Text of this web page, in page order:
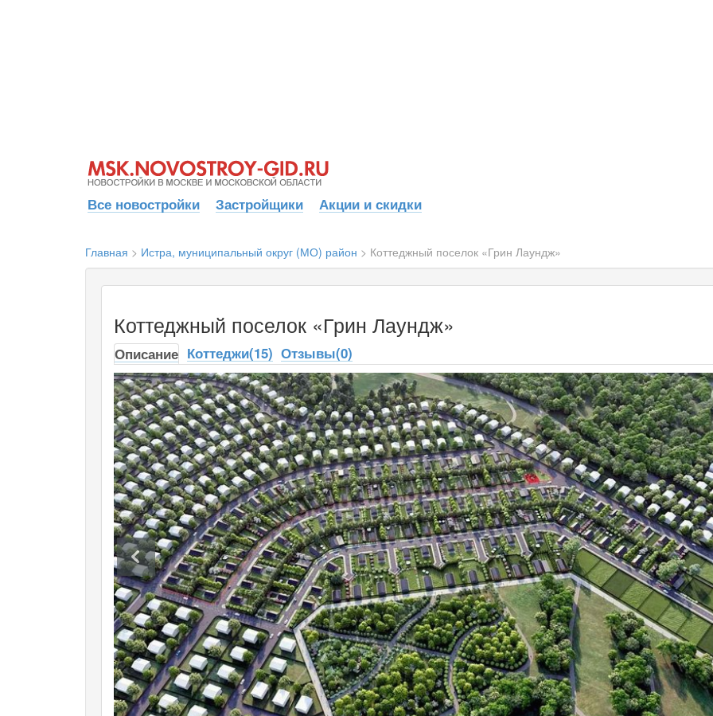
Все новостройки Застройщики Акции и скидки
Главная > Истра, муниципальный округ (МО) район > Коттеджный поселок «Грин Лаундж»
Коттеджный поселок «Грин Лаундж»
Описание Коттеджи(15) Отзывы(0)